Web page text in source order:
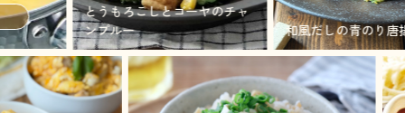
とうもろこしとゴーヤのチャ
ンプルー
和風だしの青のり唐揚げ